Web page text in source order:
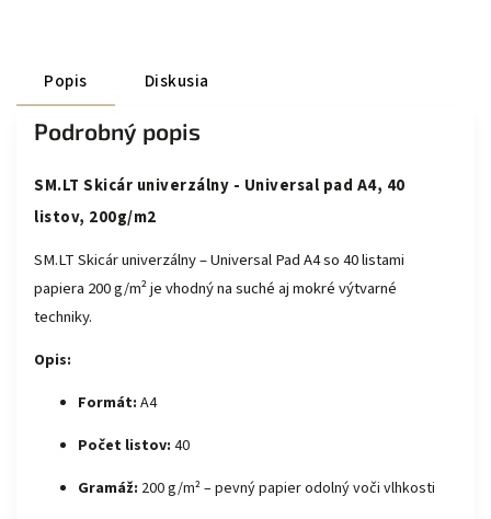
Popis Diskusia
Podrobný popis
SM.LT Skicár univerzálny - Universal pad A4, 40
listov, 200g/m2
SM.LT Skicár univerzálny – Universal Pad A4 so 40 listami
papiera 200 g/m² je vhodný na suché aj mokré výtvarné
techniky.
Opis:
Formát: A4
Počet listov: 40
Gramáž: 200 g/m² – pevný papier odolný voči vlhkosti